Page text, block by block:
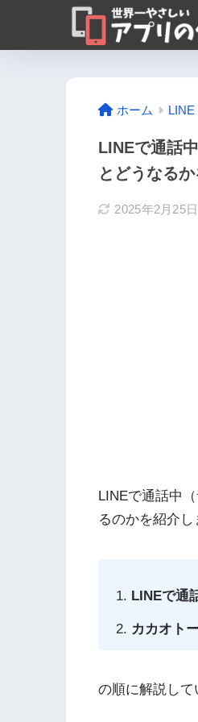
ホーム LINE
LINEで通話
とどうなる
2025年2月25日
LINEで通話中
るのかを紹介し
LINEで通
カカオト
の順に解説して